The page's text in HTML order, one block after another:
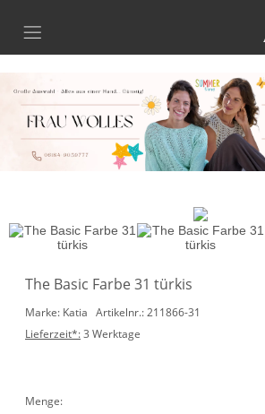
The Basic Farbe 31 türkis
Marke: Katia Artikelnr.: 211866-31
Lieferzeit*:3 Werktage
Menge: